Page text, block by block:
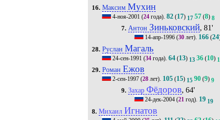
16. Максим Мухин
4-ноя-2001 (24года). 82(17) 17 57(8) 8
7. Антон Зиньковский, 81'
14-апр-1996 (30 лет). 166 (24
28. Руслан Магаль
24-сен-1991 (34года). 64(13) 13 36(10)
29. Роман Ежов
2-сен-1997(28лет). 105(15) 15 90(9) 9
9. Захар Фёдоров, 64'
24-дек-2004 (21 год). 19 19
8. Михаил Игнатов